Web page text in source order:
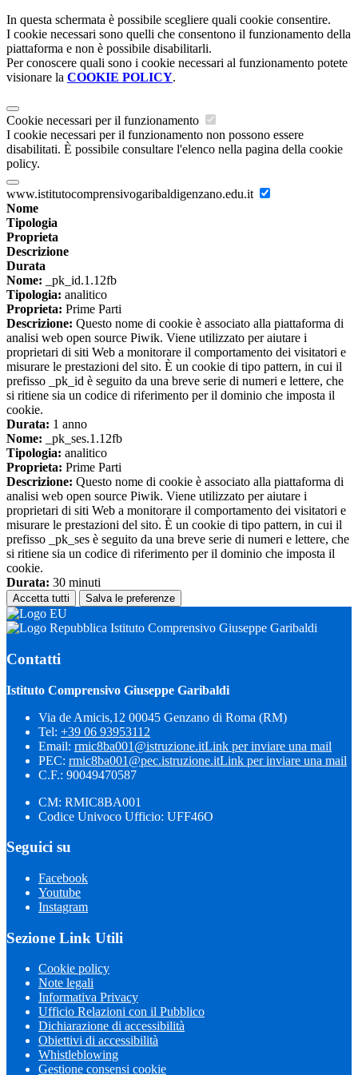
In questa schermata è possibile scegliere quali cookie consentire.
I cookie necessari sono quelli che consentono il funzionamento della
piattaforma e non è possibile disabilitarli.
Per conoscere quali sono i cookie necessari al funzionamento potete
visionare la COOKIE POLICY.
Cookie necessari per il funzionamento
I cookie necessari per il funzionamento non possono essere
disabilitati. È possibile consultare l'elenco nella pagina della cookie
policy.
www.istitutocomprensivogaribaldigenzano.edu.it
Nome
Tipologia
Proprieta
Descrizione
Durata
Nome: _pk_id.1.12fb
Tipologia: analitico
Proprieta: Prime Parti
Descrizione: Questo nome di cookie è associato alla piattaforma di
analisi web open source Piwik. Viene utilizzato per aiutare i
proprietari di siti Web a monitorare il comportamento dei visitatori e
misurare le prestazioni del sito. È un cookie di tipo pattern, in cui il
prefisso _pk_id è seguito da una breve serie di numeri e lettere, che
si ritiene sia un codice di riferimento per il dominio che imposta il
cookie.
Durata: 1 anno
Nome: _pk_ses.1.12fb
Tipologia: analitico
Proprieta: Prime Parti
Descrizione: Questo nome di cookie è associato alla piattaforma di
analisi web open source Piwik. Viene utilizzato per aiutare i
proprietari di siti Web a monitorare il comportamento dei visitatori e
misurare le prestazioni del sito. È un cookie di tipo pattern, in cui il
prefisso _pk_ses è seguito da una breve serie di numeri e lettere, che
si ritiene sia un codice di riferimento per il dominio che imposta il
cookie.
Durata: 30 minuti
Accetta tutti Salva le preferenze
Istituto Comprensivo Giuseppe Garibaldi
Contatti
Istituto Comprensivo Giuseppe Garibaldi
Via de Amicis,12 00045 Genzano di Roma (RM)
Tel: +39 06 93953112
Email: rmic8ba001@istruzione.itLink per inviare una mail
PEC: rmic8ba001@pec.istruzione.itLink per inviare una mail
C.F.: 90049470587
CM: RMIC8BA001
Codice Univoco Ufficio: UFF46O
Seguici su
Facebook
Youtube
Instagram
Sezione Link Utili
Cookie policy
Note legali
Informativa Privacy
Ufficio Relazioni con il Pubblico
Dichiarazione di accessibilità
Obiettivi di accessibilità
Whistleblowing
Gestione consensi cookie